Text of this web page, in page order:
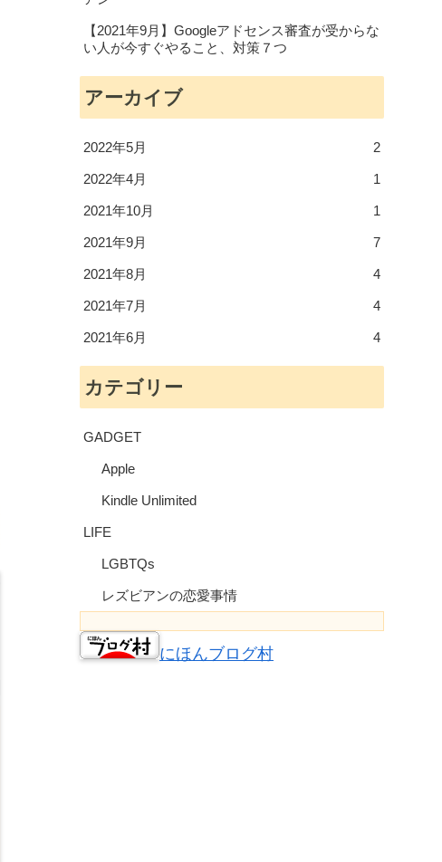
【2021年9月】Googleアドセンス審査が受からな
い人が今すぐやること、対策７つ
アーカイブ
2022年5月 2
2022年4月 1
2021年10月 1
2021年9月 7
2021年8月 4
2021年7月 4
2021年6月 4
カテゴリー
GADGET
Apple
Kindle Unlimited
LIFE
LGBTQs
レズビアンの恋愛事情
にほんブログ村